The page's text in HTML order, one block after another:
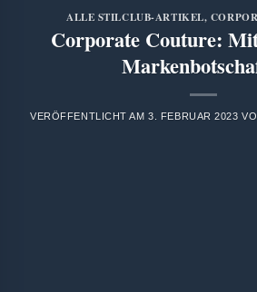
ALLE STILCLUB-ARTIKEL,
Corporate Couture:
VERÖFFENTLICHT AM3. FEBRUAR 2023